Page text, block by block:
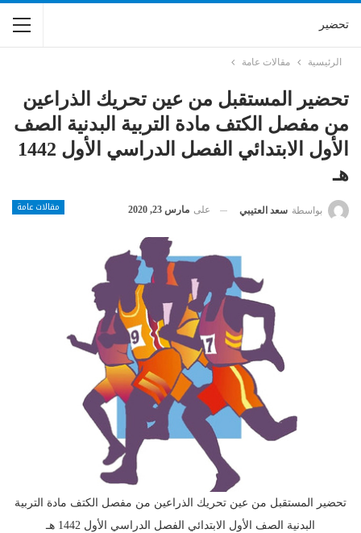
تحضير
الرئيسية مقالات عامة
تحضير المستقبل من عين تحريك الذراعين
من مفصل الكتف مادة التربية البدنية الصف
الأول الابتدائي الفصل الدراسي الأول 1442
هـ
مقالات عامة بواسطة سعد العتيبي على مارس 23, 2020
تحضير المستقبل من عين تحريك الذراعين من مفصل الكتف مادة التربية
البدنية الصف الأول الابتدائي الفصل الدراسي الأول 1442 هـ